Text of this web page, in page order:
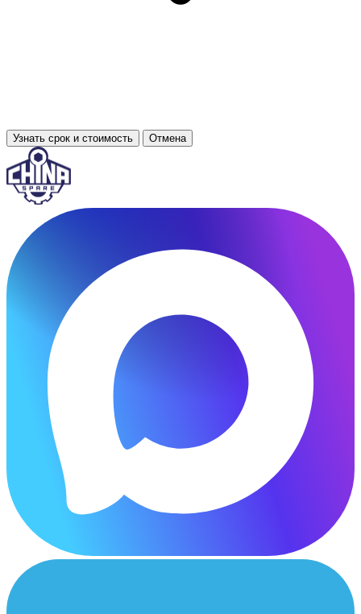
Узнать срок и стоимость Отмена